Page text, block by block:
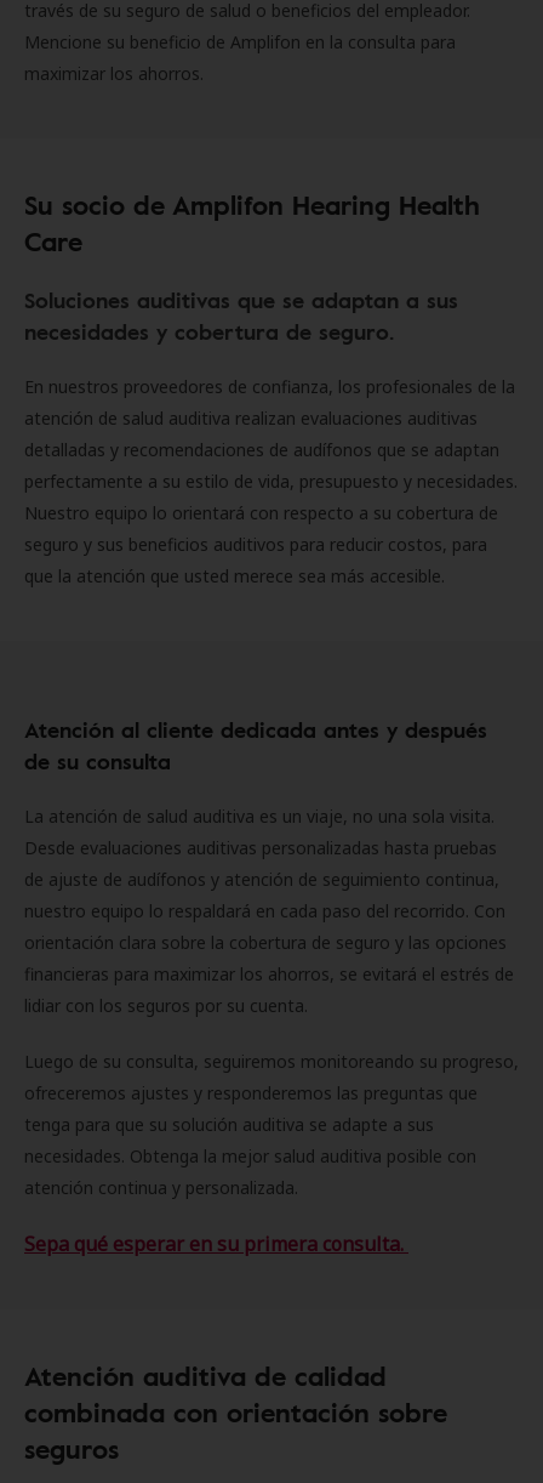
través de su seguro de salud o beneficios del empleador.
Mencione su beneficio de Amplifon en la consulta para
maximizar los ahorros.
Su socio de Amplifon Hearing Health
Care
Soluciones auditivas que se adaptan a sus
necesidades y cobertura de seguro.
En nuestros proveedores de confianza, los profesionales de la
atención de salud auditiva realizan evaluaciones auditivas
detalladas y recomendaciones de audífonos que se adaptan
perfectamente a su estilo de vida, presupuesto y necesidades.
Nuestro equipo lo orientará con respecto a su cobertura de
seguro y sus beneficios auditivos para reducir costos, para
que la atención que usted merece sea más accesible.
Atención al cliente dedicada antes y después
de su consulta
La atención de salud auditiva es un viaje, no una sola visita.
Desde evaluaciones auditivas personalizadas hasta pruebas
de ajuste de audífonos y atención de seguimiento continua,
nuestro equipo lo respaldará en cada paso del recorrido. Con
orientación clara sobre la cobertura de seguro y las opciones
financieras para maximizar los ahorros, se evitará el estrés de
lidiar con los seguros por su cuenta.
Luego de su consulta, seguiremos monitoreando su progreso,
ofreceremos ajustes y responderemos las preguntas que
tenga para que su solución auditiva se adapte a sus
necesidades. Obtenga la mejor salud auditiva posible con
atención continua y personalizada.
Sepa qué esperar en su primera consulta.
Atención auditiva de calidad
combinada con orientación sobre
seguros